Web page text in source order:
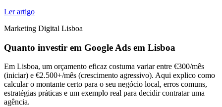
Ler artigo
Marketing Digital Lisboa
Quanto investir em Google Ads em Lisboa
Em Lisboa, um orçamento eficaz costuma variar entre €300/mês
(iniciar) e €2.500+/mês (crescimento agressivo). Aqui explico como
calcular o montante certo para o seu negócio local, erros comuns,
estratégias práticas e um exemplo real para decidir contratar uma
agência.